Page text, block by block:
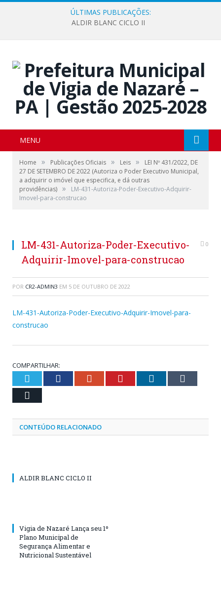
ÚLTIMAS PUBLICAÇÕES:
ALDIR BLANC CICLO II
MENU
Home » Publicações Oficiais » Leis »
LEI Nº 431/2022, DE
27 DE SETEMBRO DE 2022 (Autoriza o Poder Executivo Municipal,
a adquirir o imóvel que especifica, e dá outras
providências) »
LM-431-Autoriza-Poder-Executivo-Adquirir-
Imovel-para-construcao
LM-431-Autoriza-Poder-Executivo-
Adquirir-Imovel-para-construcao
0
POR CR2-ADMIN3 EM 5 DE OUTUBRO DE 2022
LM-431-Autoriza-Poder-Executivo-Adquirir-Imovel-para-
construcao
COMPARTILHAR:
Twitter Facebook Google+ Pinterest LinkedIn
CONTEÚDO RELACIONADO
ALDIR BLANC CICLO II
Vigia de Nazaré Lança seu 1º
Plano Municipal de
Segurança Alimentar e
Nutricional Sustentável